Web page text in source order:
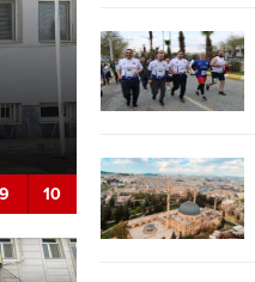
9 10